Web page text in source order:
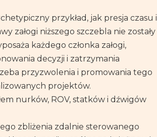
przykład, jak presja czasu i
załogi niższego szczebla nie zostały
każdego członka załogi,
decyzji i zatrzymania
przyzwolenia i promowania tego
projektów.
nurków, ROV, statków i dźwigów
zbliżenia zdalnie sterowanego